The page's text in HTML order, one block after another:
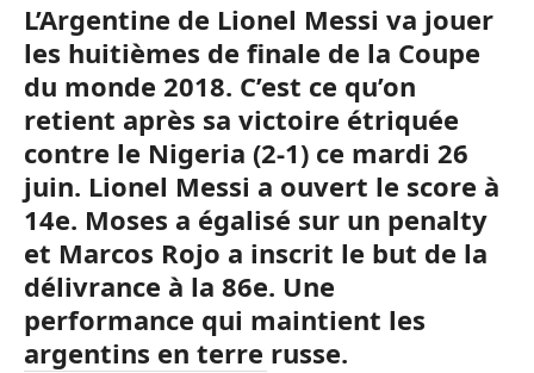
L’Argentine de Lionel Messi va jouer
les huitièmes de finale de la Coupe
du monde 2018. C’est ce qu’on
retient après sa victoire étriquée
contre le Nigeria (2-1) ce mardi 26
juin. Lionel Messi a ouvert le score à
14e. Moses a égalisé sur un penalty
et Marcos Rojo a inscrit le but de la
délivrance à la 86e. Une
performance qui maintient les
argentins en terre russe.